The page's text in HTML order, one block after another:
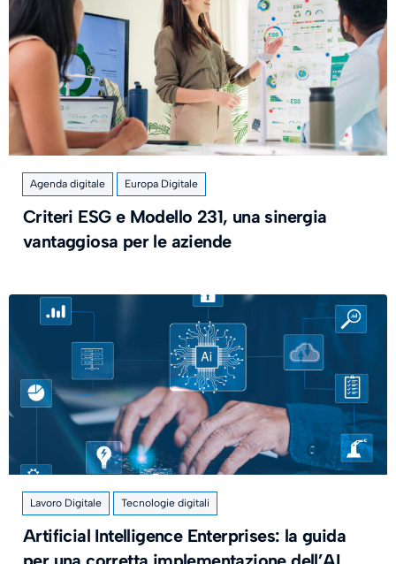
Agenda digitale Europa Digitale
Criteri ESG e Modello 231, una sinergia
vantaggiosa per le aziende
Lavoro Digitale Tecnologie digitali
Artificial Intelligence Enterprises: la guida